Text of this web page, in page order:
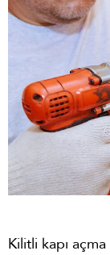
Kilitli kapı açma